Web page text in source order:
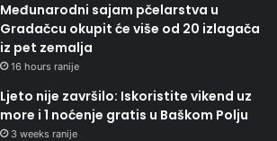
Međunarodni sajam pčelarstva u
Gradačcu okupit će više od 20 izlagača
iz pet zemalja
16 hours ranije
Ljeto nije završilo: Iskoristite vikend uz
more i 1 noćenje gratis u Baškom Polju
3 weeks ranije